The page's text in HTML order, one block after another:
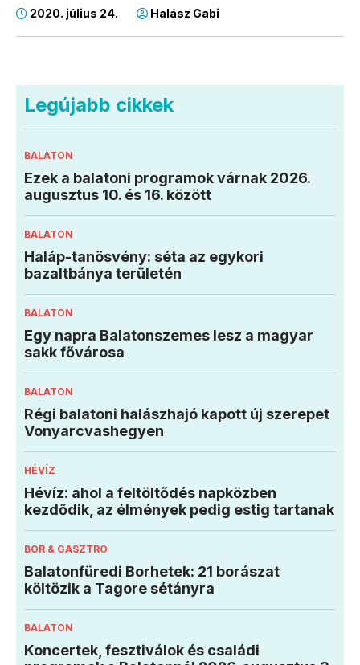
2020. július 24. Halász Gabi
Legújabb cikkek
BALATON
Ezek a balatoni programok várnak 2026.
augusztus 10. és 16. között
BALATON
Haláp-tanösvény: séta az egykori
bazaltbánya területén
BALATON
Egy napra Balatonszemes lesz a magyar
sakk fővárosa
BALATON
Régi balatoni halászhajó kapott új szerepet
Vonyarcvashegyen
HÉVÍZ
Hévíz: ahol a feltöltődés napközben
kezdődik, az élmények pedig estig tartanak
BOR & GASZTRO
Balatonfüredi Borhetek: 21 borászat
költözik a Tagore sétányra
BALATON
Koncertek, fesztiválok és családi